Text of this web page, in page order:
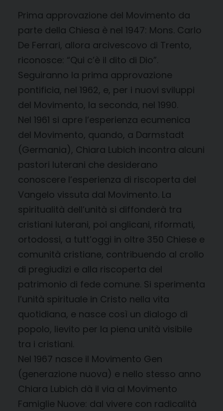
Prima approvazione del Movimento da
parte della Chiesa è nel 1947: Mons. Carlo
De Ferrari, allora arcivescovo di Trento,
riconosce: “Qui c’è il dito di Dio”.
Seguiranno la prima approvazione
pontificia, nel 1962, e, per i nuovi sviluppi
del Movimento, la seconda, nel 1990.
Nel 1961 si apre l’esperienza ecumenica
del Movimento, quando, a Darmstadt
(Germania), Chiara Lubich incontra alcuni
pastori luterani che desiderano
conoscere l’esperienza di riscoperta del
Vangelo vissuta dal Movimento. La
spiritualità dell’unità si diffonderà tra
cristiani luterani, poi anglicani, riformati,
ortodossi, a tutt’oggi in oltre 350 Chiese e
comunità cristiane, contribuendo al crollo
di pregiudizi e alla riscoperta del
patrimonio di fede comune. Si sperimenta
l’unità spirituale in Cristo nella vita
quotidiana, e nasce così un dialogo di
popolo, lievito per la piena unità visibile
tra i cristiani.
Nel 1967 nasce il Movimento Gen
(generazione nuova) e nello stesso anno
Chiara Lubich dà il via al Movimento
Famiglie Nuove: dal vivere con radicalità